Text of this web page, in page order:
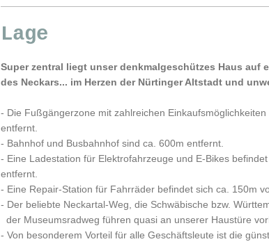
Lage
Super zentral liegt unser denkmalgeschützes Haus auf
des Neckars... im Herzen der Nürtinger Altstadt und
- Die Fußgängerzone mit zahlreichen
entfernt.
- Bahnhof und Busbahnhof sind ca. 600m entfernt.
- Eine Ladestation für Elektrofahrzeuge und E-Bikes
entfernt.
- Eine Repair-Station für Fahrräder befindet sich ca. 150m
- Der beliebte Neckartal-Weg, die Schwäbische bzw.
der Museumsradweg führen quasi an unserer Haustüre
- Von besonderem Vorteil für alle Geschäftsleute ist die